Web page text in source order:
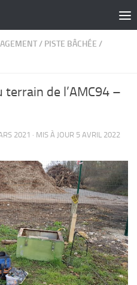
/ PISTE BÂCHÉE /
terrain de l’AMC94 –
2021 · MIS À JOUR 5 AVRIL 2022